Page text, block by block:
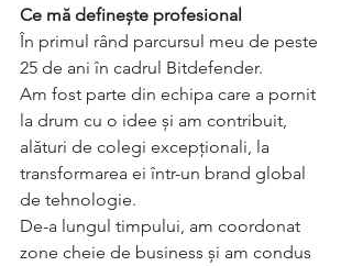
Ce mă definește profesional
În primul rând parcursul meu de peste
25 de ani în cadrul Bitdefender.
Am fost parte din echipa care a pornit
la drum cu o idee și am contribuit,
alături de colegi excepționali, la
transformarea ei într-un brand global
de tehnologie.
De-a lungul timpului, am coordonat
zone cheie de business și am condus